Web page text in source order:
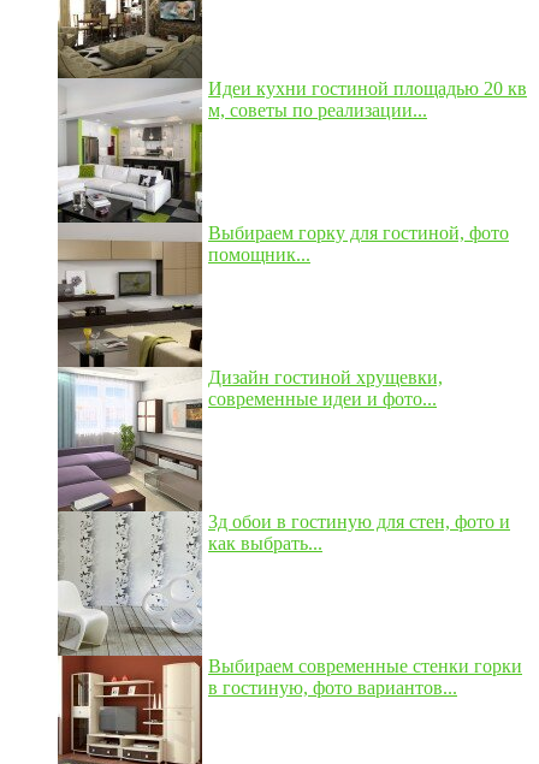
Идеи кухни гостиной площадью 20 кв
м, советы по реализации...
Выбираем горку для гостиной, фото
помощник...
Дизайн гостиной хрущевки,
современные идеи и фото...
3д обои в гостиную для стен, фото и
как выбрать...
Выбираем современные стенки горки
в гостиную, фото вариантов...